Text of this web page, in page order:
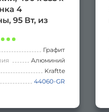
4
95 Вт, из
таймером
цвет ГРАФИТ.
Графит
Алюминий
Kraftte
44060-GR